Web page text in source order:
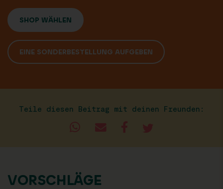
SHOP WÄHLEN
EINE SONDERBESTELLUNG AUFGEBEN
Teile diesen Beitrag mit deinen Freunden:
VORSCHLÄGE